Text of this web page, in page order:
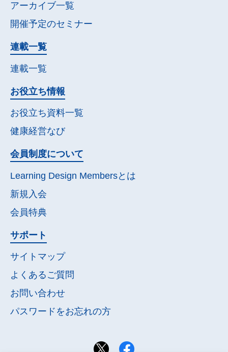
アーカイブ一覧
開催予定のセミナー
連載一覧
連載一覧
お役立ち情報
お役立ち資料一覧
健康経営なび
会員制度について
Learning Design Membersとは
新規入会
会員特典
サポート
サイトマップ
よくあるご質問
お問い合わせ
パスワードをお忘れの方